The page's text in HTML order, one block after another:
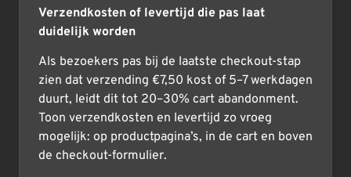
Verzendkosten of levertijd die pas laat
duidelijk worden
Als bezoekers pas bij de laatste checkout-stap
zien dat verzending €7,50 kost of 5–7 werkdagen
duurt, leidt dit tot 20–30% cart abandonment.
Toon verzendkosten en levertijd zo vroeg
mogelijk: op productpagina’s, in de cart en boven
de checkout-formulier.